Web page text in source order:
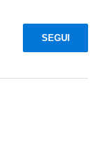
SEGUI